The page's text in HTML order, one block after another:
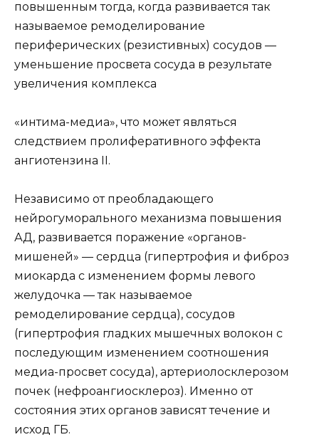
повышенным тогда, когда развивается так
называемое ремоделирование
периферических (резистивных) сосудов —
уменьшение просвета сосуда в результате
увеличения комплекса
«интима-медиа», что может являться
следствием пролиферативного эффекта
ангиотензина II.
Независимо от преобладающего
нейрогуморального механизма повышения
АД, развивается поражение «органов-
мишеней» — сердца (гипертрофия и фиброз
миокарда с изменением формы левого
желудочка — так называемое
ремоделирование сердца), сосудов
(гипертрофия гладких мышечных волокон с
последующим изменением соотношения
медиа-просвет сосуда), артериолосклерозом
почек (нефроангиосклероз). Именно от
состояния этих органов зависят течение и
исход ГБ.